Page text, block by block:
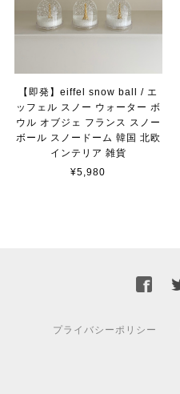
【即発】eiffel snow ball / エ
ッフェル スノー ウォーター ボ
ウル オブジェ フランス スノー
ボール スノードーム 韓国 北欧
インテリア 雑貨
¥5,980
プライバシーポリシー